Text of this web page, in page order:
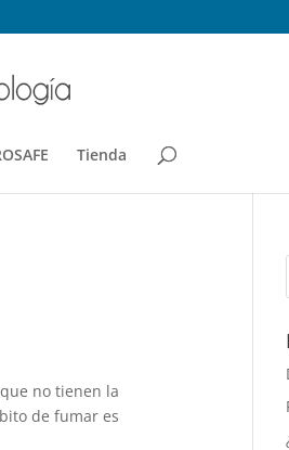
Tienda
no tienen la
de fumar es